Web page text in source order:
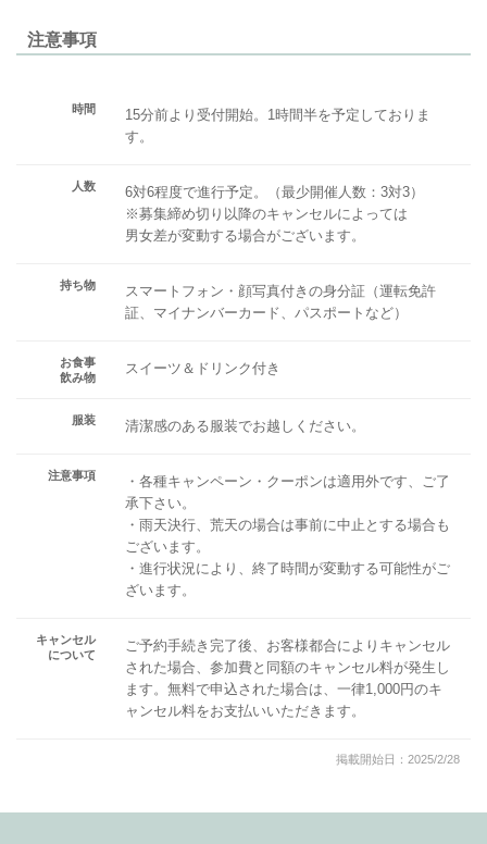
注意事項
時間
15分前より受付開始。1時間半を予定しておりま
す。
人数
6対6程度で進行予定。（最少開催人数：3対3）
※募集締め切り以降のキャンセルによっては
男女差が変動する場合がございます。
持ち物
スマートフォン・顔写真付きの身分証（運転免許
証、マイナンバーカード、パスポートなど）
お食事
飲み物
スイーツ＆ドリンク付き
服装 清潔感のある服装でお越しください。
注意事項
・各種キャンペーン・クーポンは適用外です、ご了
承下さい。
・雨天決行、荒天の場合は事前に中止とする場合も
ございます。
・進行状況により、終了時間が変動する可能性がご
ざいます。
キャンセル
について
ご予約手続き完了後、お客様都合によりキャンセル
された場合、参加費と同額のキャンセル料が発生し
ます。無料で申込された場合は、一律1,000円のキ
ャンセル料をお支払いいただきます。
掲載開始日：2025/2/28